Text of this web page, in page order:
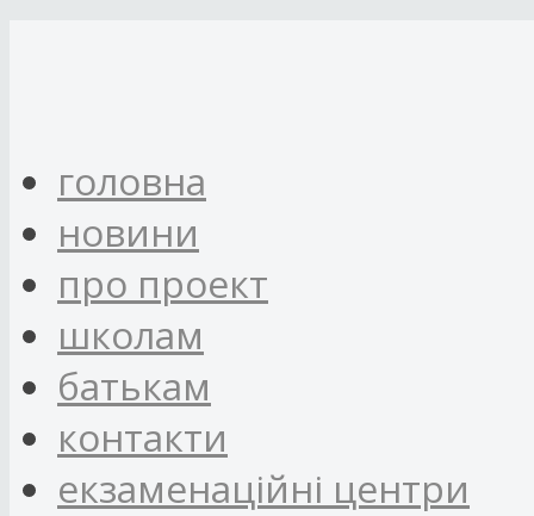
головна
новини
про проект
школам
батькам
контакти
eкзаменаційні центри